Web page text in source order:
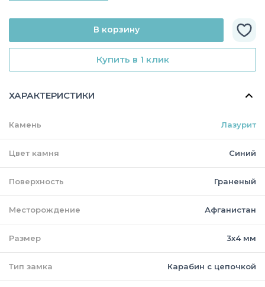
Купить в 1 клик
В корзину
ХАРАКТЕРИСТИКИ
Камень Лазурит
Цвет камня Синий
Поверхность Граненый
Месторождение Афганистан
Размер 3х4 мм
Тип замка Карабин с цепочкой